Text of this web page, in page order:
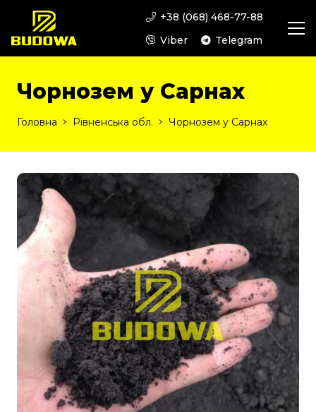
+38 (068) 468-77-88
Viber
Telegram
Чорнозем у Сарнах
Головна Рівненська обл. Чорнозем у Сарнах